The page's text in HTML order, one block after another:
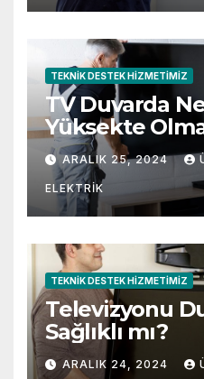
TEKNIK DESTEK HIZMETIMIZ
TV Duvarda
Yüksekte
ARALIK 25, 2024
ELEKTRIK
TEKNIK DESTEK HIZMETIMIZ
Televizyonu
Sağlıklı mı?
ARALIK 24, 2024